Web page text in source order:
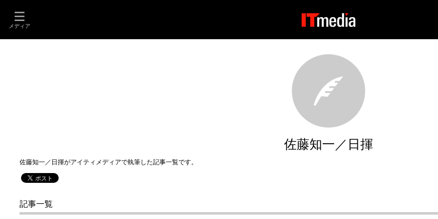
メディア
佐藤知一／日揮
佐藤知一／日揮がアイティメディアで執筆した記事一覧です。
記事一覧